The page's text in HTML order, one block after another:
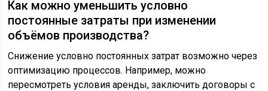
Как можно уменьшить условно
постоянные затраты при изменении
объёмов производства?
Снижение условно постоянных затрат возможно через
оптимизацию процессов. Например, можно
пересмотреть условия аренды, заключить договоры с